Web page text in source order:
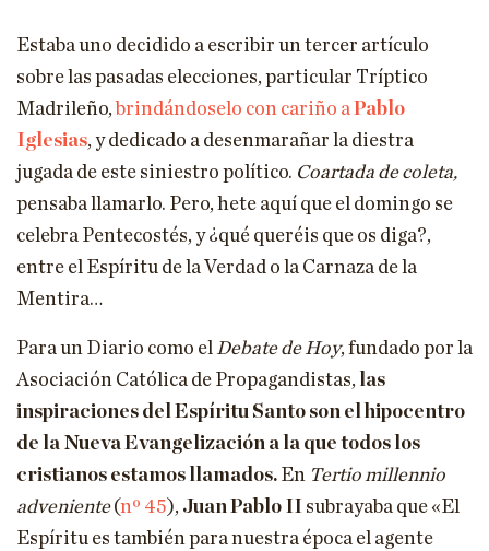
ESPECIAL VILLACISNEROS
Estaba uno decidido a escribir un tercer artículo
sobre las pasadas elecciones, particular Tríptico
Madrileño, brindándoselo con cariño aPablo
Iglesias, y dedicado a desenmarañar la diestra
jugada de este siniestro político. Coartada de coleta,
pensaba llamarlo. Pero, hete aquí que el domingo se
celebra Pentecostés, y ¿qué queréis que os diga?,
entre el Espíritu de la Verdad o la Carnaza de la
Mentira…
Para un Diario como elDebate de Hoy, fundado por la
Asociación Católica de Propagandistas, las
inspiraciones del Espíritu Santo son el hipocentro
de la Nueva Evangelización a la que todos los
cristianos estamos llamados. En Tertio millennio
adveniente(nº 45), Juan Pablo II subrayaba que «El
Espíritu es también para nuestra época el agente